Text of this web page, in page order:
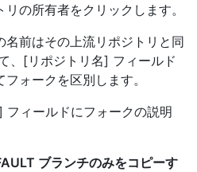
の所有者をクリックします。
名前はその上流リポジトリと同
、[リポジトリ名] フィールド
ォークを区別します。
フィールドにフォークの説明
ブランチのみをコピーす